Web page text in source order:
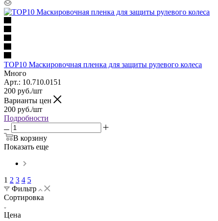
TOP10 Маскировочная пленка для защиты рулевого колеса
Много
Арт.: 10.710.0151
200 руб./шт
Варианты цен
200 руб./шт
Подробности
В корзину
Показать еще
1 2 3 4 5
Фильтр
Сортировка
Цена